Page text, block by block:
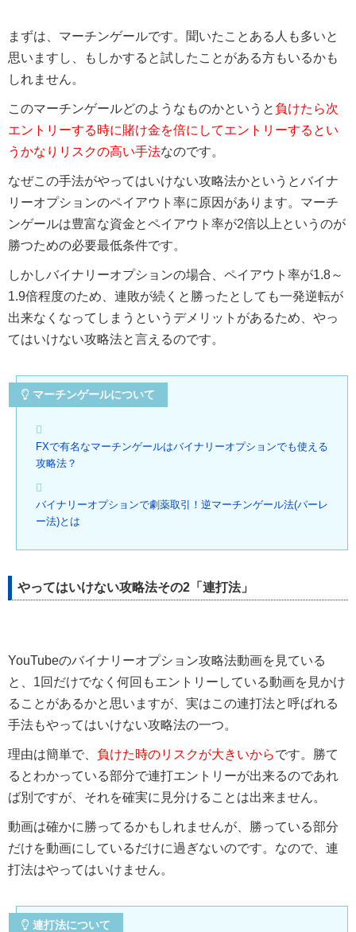
まずは、マーチンゲールです。聞いたことある人も多いと
思いますし、もしかすると試したことがある方もいるかも
しれません。
このマーチンゲールどのようなものかというと 負けたら次
エントリーする時に賭け金を倍にしてエントリーするとい
うかなりリスクの高い手法なのです。
なぜこの手法がやってはいけない攻略法かというとバイナ
リーオプションのペイアウト率に原因があります。マーチ
ンゲールは豊富な資金とペイアウト率が2倍以上というのが
勝つための必要最低条件です。
しかしバイナリーオプションの場合、ペイアウト率が1.8～
1.9倍程度のため、連敗が続くと勝ったとしても一発逆転が
出来なくなってしまうというデメリットがあるため、やっ
てはいけない攻略法と言えるのです。
マーチンゲールについて
FXで有名なマーチンゲールはバイナリーオプションでも使える
攻略法？
バイナリーオプションで劇薬取引！逆マーチンゲール法(パーレ
ー法)とは
やってはいけない攻略法その2「連打法」
YouTubeのバイナリーオプション攻略法動画を見ている
と、1回だけでなく何回もエントリーしている動画を見かけ
ることがあるかと思いますが、実はこの連打法と呼ばれる
手法もやってはいけない攻略法の一つ。
理由は簡単で、 負けた時のリスクが大きいからです。勝て
るとわかっている部分で連打エントリーが出来るのであれ
ば別ですが、それを確実に見分けることは出来ません。
動画は確かに勝ってるかもしれませんが、勝っている部分
だけを動画にしているだけに過ぎないのです。なので、連
打法はやってはいけません。
連打法について